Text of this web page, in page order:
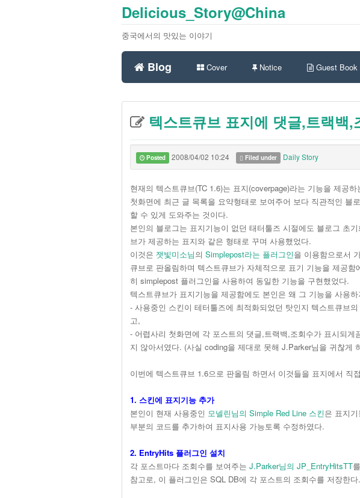
Delicious_Story@China
중국에서의 맛있는 이야기
Blog Cover Notice Guest Book
텍스트큐브 표지에 댓글,트랙백,
Posted 2008/04/02 10:24 Filed under Daily Story
현재의 텍스트큐브(TC 1.6)는 표지(coverpage)라는 기능을 제공
첫화면에 최근 글 목록을 요약형태로 보여주어 보다 직관적인 블
할 수 있게 도와주는 것이다.
본인의 블로그는 표지기능이 없던 태터툴즈 시절에도 블로그 초
브가 제공하는 표지와 같은 형태로 꾸며 사용했었다.
이것은 잿빛미소님의 Simplepost라는 플러그인을 이용함으로서
큐브로 판올림하며 텍스트큐브가 자체적으로 표기 기능을 제공함
히 simplepost 플러그인을 사용하여 동일한 기능을 구현했었다.
텍스트큐브가 표지기능을 제공함에도 본인은 왜 그 기능을 사용
- 사용중인 스킨이 테터툴즈에 최적화되었던 탓인지 텍스트큐브
고,
- 어렵사리 첫화면에 각 포스트의 댓글,트랙백,조회수가 표시되게
지 않아서였다. (사실 coding을 제대로 못해 J.Parker님을 귀찮게
이번에 텍스트큐브 1.6으로 판올림 하면서 이것들을 표지에서 직
1. 스킨에 표지기능 추가
본인이 현재 사용중인 모넬린님의 Simple Red Line 스킨은 표지
부분의 코드를 추가하여 표지사용 가능토록 수정하였다.
2. EntryHits 플러그인 설치
각 포스트마다 조회수를 보여주는 J.Parker님의 JP_EntryHitsTT
참고로, 이 플러그인은 SQL DB에 각 포스트의 조회수를 저장한다.